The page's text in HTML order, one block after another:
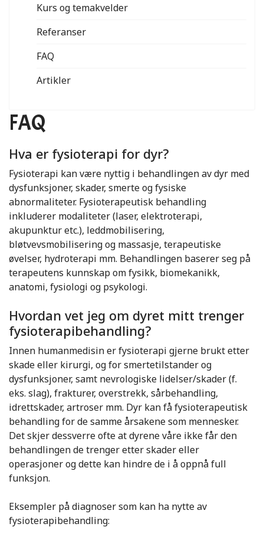
Kurs og temakvelder
Referanser
FAQ
Artikler
FAQ
Hva er fysioterapi for dyr?
Fysioterapi kan være nyttig i behandlingen av dyr med
dysfunksjoner, skader, smerte og fysiske
abnormaliteter. Fysioterapeutisk behandling
inkluderer modaliteter (laser, elektroterapi,
akupunktur etc.), leddmobilisering,
bløtvevsmobilisering og massasje, terapeutiske
øvelser, hydroterapi mm. Behandlingen baserer seg på
terapeutens kunnskap om fysikk, biomekanikk,
anatomi, fysiologi og psykologi.
Hvordan vet jeg om dyret mitt trenger
fysioterapibehandling?
Innen humanmedisin er fysioterapi gjerne brukt etter
skade eller kirurgi, og for smertetilstander og
dysfunksjoner, samt nevrologiske lidelser/skader (f.
eks. slag), frakturer, overstrekk, sårbehandling,
idrettskader, artroser mm. Dyr kan få fysioterapeutisk
behandling for de samme årsakene som mennesker.
Det skjer dessverre ofte at dyrene våre ikke får den
behandlingen de trenger etter skader eller
operasjoner og dette kan hindre de i å oppnå full
funksjon.
Eksempler på diagnoser som kan ha nytte av
fysioterapibehandling: